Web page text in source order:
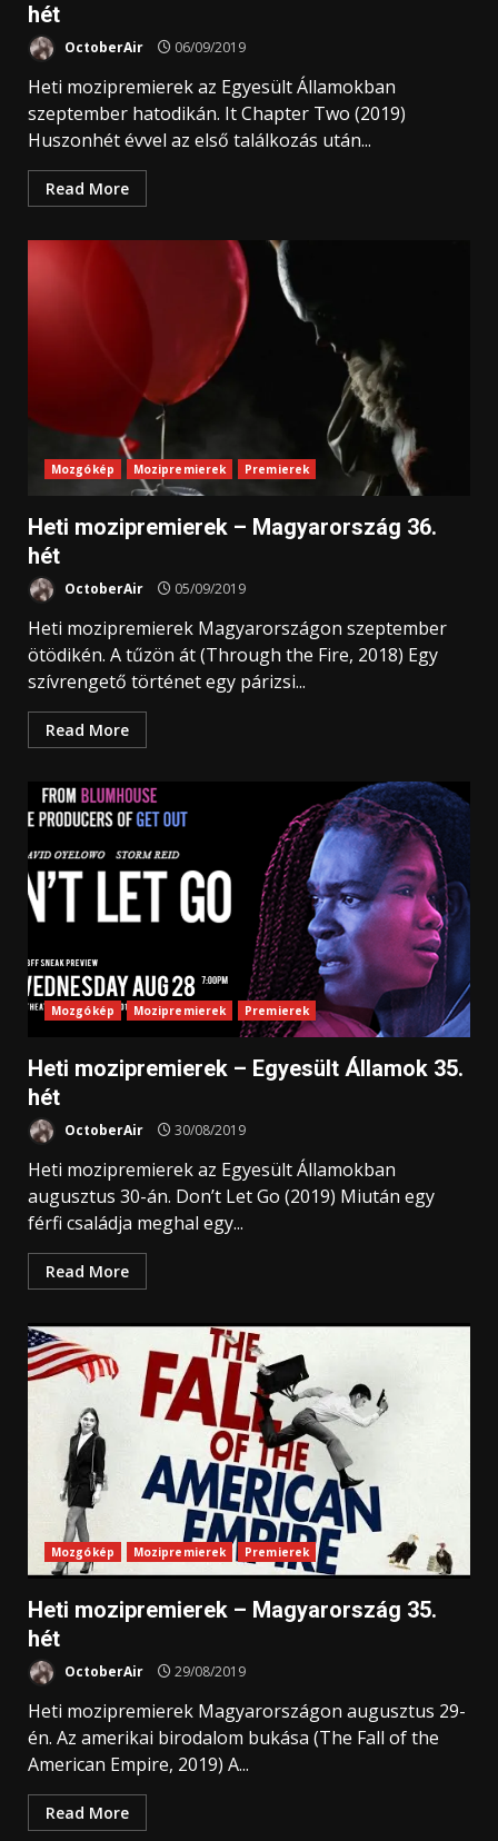
hét
OctoberAir 06/09/2019
Heti mozipremierek az Egyesült Államokban
szeptember hatodikán. It Chapter Two (2019)
Huszonhét évvel az első találkozás után...
Read More
Mozgókép Mozipremierek Premierek
Heti mozipremierek – Magyarország 36.
hét
OctoberAir 05/09/2019
Heti mozipremierek Magyarországon szeptember
ötödikén. A tűzön át (Through the Fire, 2018) Egy
szívrengető történet egy párizsi...
Read More
Mozgókép Mozipremierek Premierek
Heti mozipremierek – Egyesült Államok 35.
hét
OctoberAir 30/08/2019
Heti mozipremierek az Egyesült Államokban
augusztus 30-án. Don’t Let Go (2019) Miután egy
férfi családja meghal egy...
Read More
Mozgókép Mozipremierek Premierek
Heti mozipremierek – Magyarország 35.
hét
OctoberAir 29/08/2019
Heti mozipremierek Magyarországon augusztus 29-
én. Az amerikai birodalom bukása (The Fall of the
American Empire, 2019) A...
Read More